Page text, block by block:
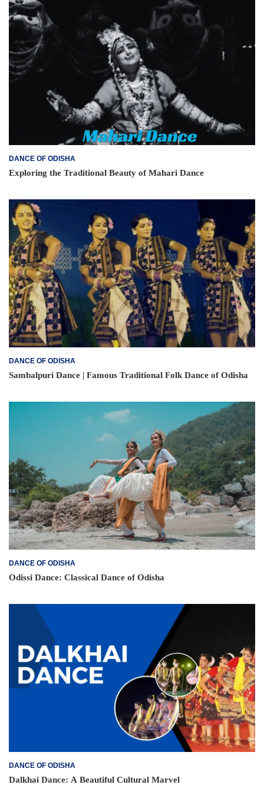
DANCE OF ODISHA
Exploring the Traditional Beauty of Mahari Dance
DANCE OF ODISHA
Sambalpuri Dance | Famous Traditional Folk Dance of Odisha
DANCE OF ODISHA
Odissi Dance: Classical Dance of Odisha
DANCE OF ODISHA
Dalkhai Dance: A Beautiful Cultural Marvel